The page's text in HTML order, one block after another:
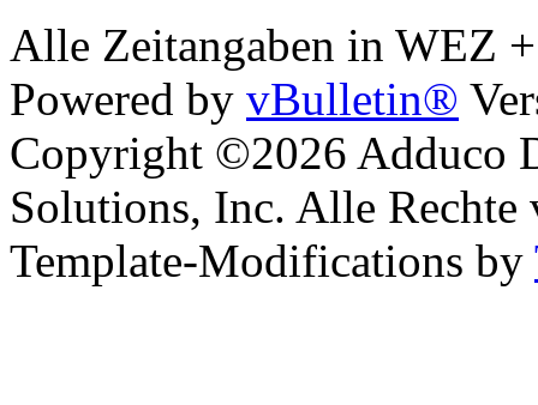
Alle Zeitangaben in WEZ
Powered by vBulletin®
Copyright ©2026 Adduco
Solutions, Inc. Alle Rechte
Template-Modifications by